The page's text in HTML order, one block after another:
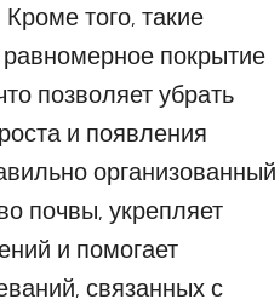
Кроме того, такие
покрытие
позволяет убрать
и появления
организованный
почвы, укрепляет
и помогает
связанных с